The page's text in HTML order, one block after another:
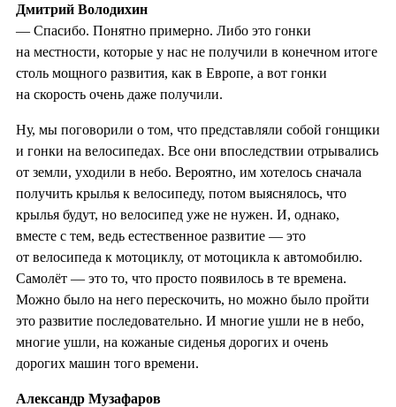
Дмитрий Володихин
— Спасибо. Понятно примерно. Либо это гонки
на местности, которые у нас не получили в конечном итоге
столь мощного развития, как в Европе, а вот гонки
на скорость очень даже получили.
Ну, мы поговорили о том, что представляли собой гонщики
и гонки на велосипедах. Все они впоследствии отрывались
от земли, уходили в небо. Вероятно, им хотелось сначала
получить крылья к велосипеду, потом выяснялось, что
крылья будут, но велосипед уже не нужен. И, однако,
вместе с тем, ведь естественное развитие — это
от велосипеда к мотоциклу, от мотоцикла к автомобилю.
Самолёт — это то, что просто появилось в те времена.
Можно было на него перескочить, но можно было пройти
это развитие последовательно. И многие ушли не в небо,
многие ушли, на кожаные сиденья дорогих и очень
дорогих машин того времени.
Александр Музафаров